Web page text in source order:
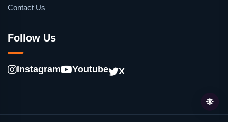
Contact Us
Follow Us
Instagram Youtube X